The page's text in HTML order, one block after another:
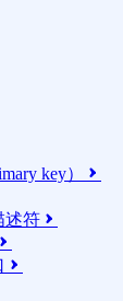
key） 
述符 

